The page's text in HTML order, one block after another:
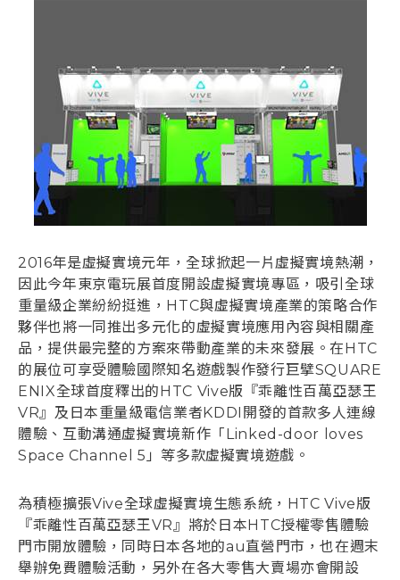
2016年是虛擬實境元年，全球掀起一片虛擬實境熱潮，
因此今年東京電玩展首度開設虛擬實境專區，吸引全球
重量級企業紛紛挺進，HTC與虛擬實境產業的策略合作
夥伴也將一同推出多元化的虛擬實境應用內容與相關產
品，提供最完整的方案來帶動產業的未來發展。在HTC
的展位可享受體驗國際知名遊戲製作發行巨擘SQUARE
ENIX全球首度釋出的HTC Vive版『乖離性百萬亞瑟王
VR』及日本重量級電信業者KDDI開發的首款多人連線
體驗、互動溝通虛擬實境新作「Linked-door loves
Space Channel 5」等多款虛擬實境遊戲。
為積極擴張Vive全球虛擬實境生態系統，HTC Vive版
『乖離性百萬亞瑟王VR』將於日本HTC授權零售體驗
門市開放體驗，同時日本各地的au直營門市，也在週末
舉辦免費體驗活動，另外在各大零售大賣場亦會開設